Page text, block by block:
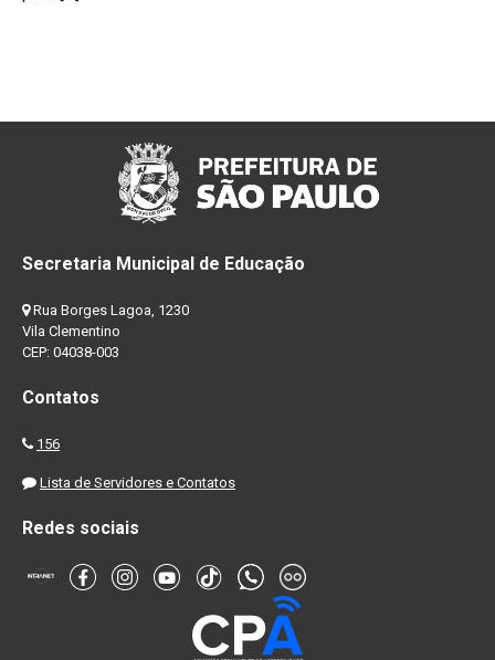
Secretaria Municipal de Educação
Rua Borges Lagoa, 1230
Vila Clementino
CEP: 04038-003
Contatos
156
Lista de Servidores e Contatos
Redes sociais